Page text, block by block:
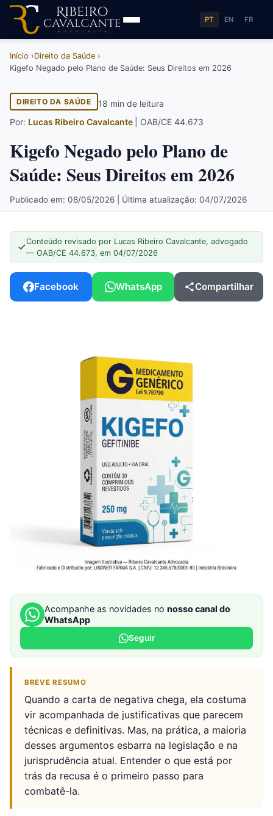
PT EN FR
Início
Direito da Saúde
Kigefo Negado pelo Plano de Saúde: Seus Direitos em 2026
DIREITO DA SAÚDE
18 min de leitura
Por: Lucas Ribeiro Cavalcante | OAB/CE 44.673
Kigefo Negado pelo Plano de
Saúde: Seus Direitos em 2026
Publicado em: 08/05/2026 | Última atualização: 04/07/2026
Conteúdo revisado por Lucas Ribeiro Cavalcante, advogado
— OAB/CE 44.673, em 04/07/2026
Facebook WhatsApp Compartilhar
Acompanhe as novidades no nosso canal do
WhatsApp
Seguir
BREVE RESUMO
Quando a carta de negativa chega, ela costuma
vir acompanhada de justificativas que parecem
técnicas e definitivas. Mas, na prática, a maioria
desses argumentos esbarra na legislação e na
jurisprudência atual. Entender o que está por
trás da recusa é o primeiro passo para
combatê-la.